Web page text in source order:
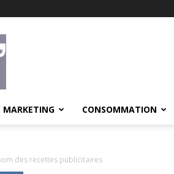
MARKETING CONSOMMATION
des recettes publicitaires